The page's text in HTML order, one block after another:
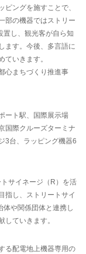
ングを施すことで、
部の機器ではストリー
置し、観光客が自ら知
ます。今後、多言語に
いきます。
心まちづくり推進事
ート駅、国際展示場
国際クルーズターミナ
3台、ラッピング機器6
サイネージ（R）を活
指し、ストリートサイ
や関係団体と連携し
ていきます。
る配電地上機器専用の